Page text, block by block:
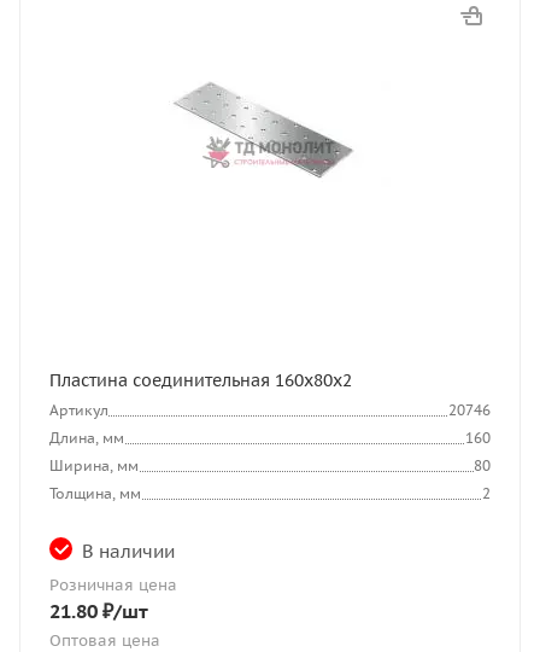
Пластина соединительная 160х80х2
Артикул
20746
Длина, мм
160
Ширина, мм
80
Толщина, мм
2
В наличии
Розничная цена
21.80 ₽/шт
Оптовая цена